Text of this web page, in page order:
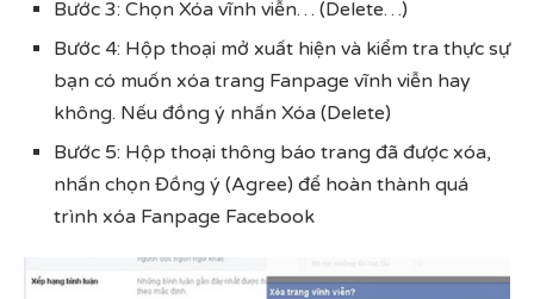
Bước 3: Chọn Xóa vĩnh viễn… (Delete…)
Bước 4: Hộp thoại mở xuất hiện và kiểm tra thực sự
bạn có muốn xóa trang Fanpage vĩnh viễn hay
không. Nếu đồng ý nhấn Xóa (Delete)
Bước 5: Hộp thoại thông báo trang đã được xóa,
nhấn chọn Đồng ý (Agree) để hoàn thành quá
trình xóa Fanpage Facebook